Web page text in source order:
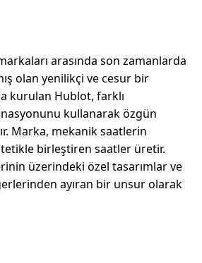
arasında son zamanlarda
olan yenilikçi ve cesur bir
kurulan Hublot, farklı
kullanarak özgün
Marka, mekanik saatlerin
birleştiren saatler üretir.
üzerindeki özel tasarımlar ve
ayıran bir unsur olarak